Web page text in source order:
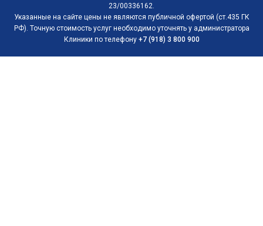
23/00336162.
Указанные на сайте цены не являются публичной офертой (ст.435 ГК
РФ). Точную стоимость услуг необходимо уточнять у администратора
Клиники по телефону +7 (918) 3 800 900